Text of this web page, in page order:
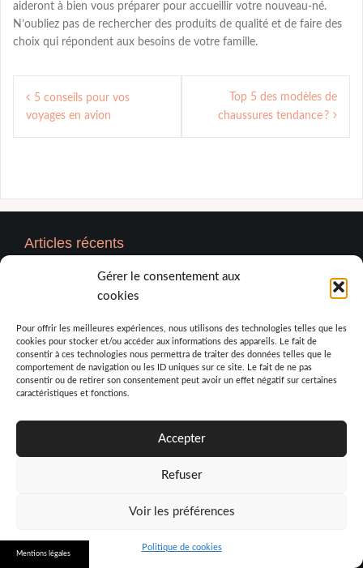
Gérer le consentement aux
cookies
Pour offrir les meilleures expériences, nous utilisons des technologies telles que les
cookies pour stocker et/ou accéder aux informations des appareils. Le fait de
consentir à ces technologies nous permettra de traiter des données telles que le
comportement de navigation ou les ID uniques sur ce site. Le fait de ne pas
consentir ou de retirer son consentement peut avoir un effet négatif sur certaines
caractéristiques et fonctions.
Accepter
Refuser
Voir les préférences
Politique de cookies
Mentions légales
aideront à bien vous préparer pour accueillir votre nouveau-né.
N’oubliez pas de rechercher des produits de qualité et de faire des
choix qui répondent aux besoins de votre famille.
Navigation
de
5 conseils pour vos
voyages en avion
Top 5 des modèles de
chaussures tendance ?
Articles récents
5 critères incontournables pour choisir un DJ d’anniversaire
Pourquoi l’absinthe est-elle souvent utilisée en
phytothérapie ?
Comment choisir un parc respectueux du bien-être animal
Quel est le rôle d’un major de promo ?